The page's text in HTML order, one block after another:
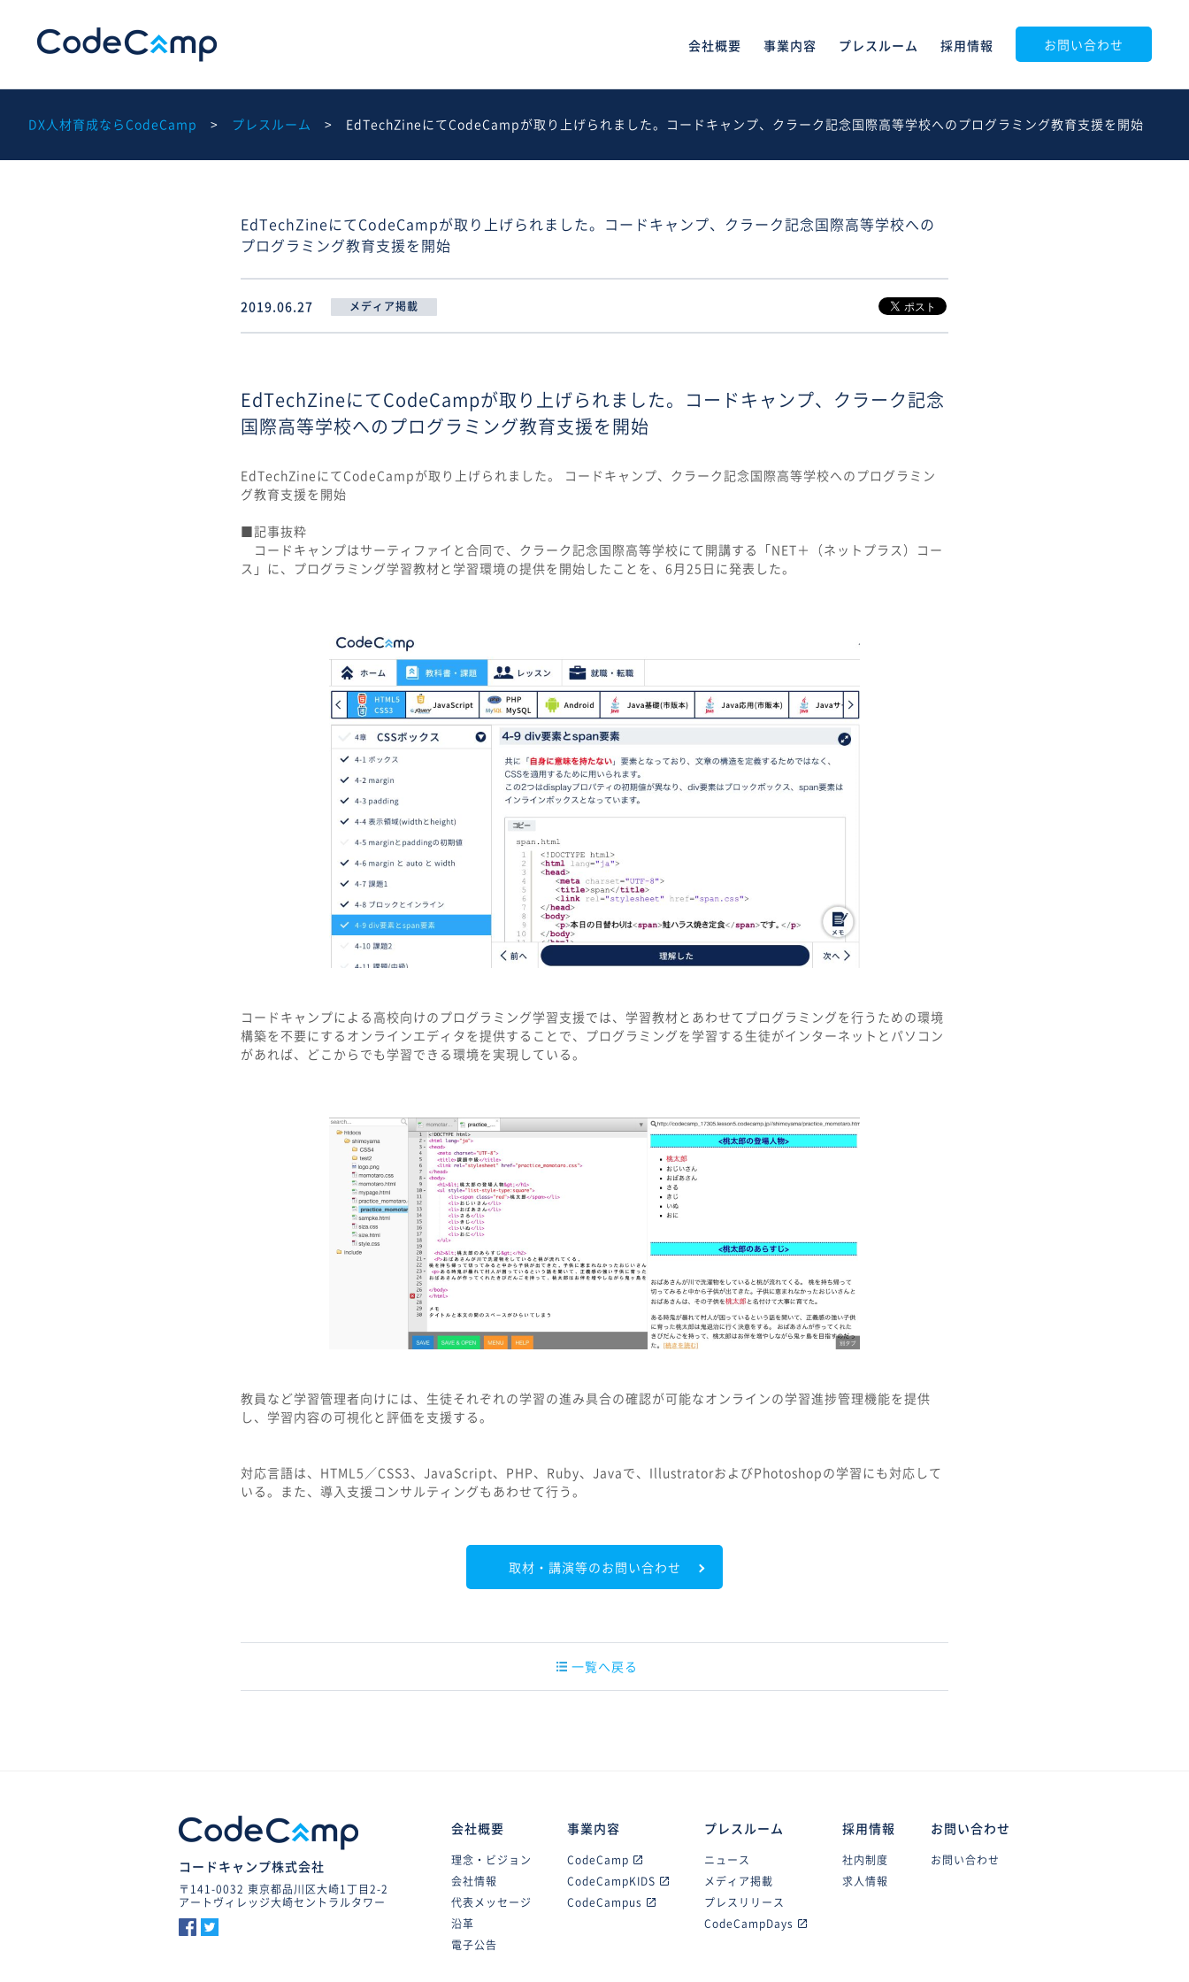
会社概要 事業内容 プレスルーム 採用情報 お問い合わせ
DX人材育成ならCodeCamp プレスルーム EdTechZineにてCodeCampが取り上げられました。コードキャンプ、クラーク記念国際高等学校へのプログラミング教育支援を開始
EdTechZineにてCodeCampが取り上げられました。コードキャンプ、クラーク記念国際高等学校への
プログラミング教育支援を開始
2019.06.27 メディア掲載
EdTechZineにてCodeCampが取り上げられました。コードキャンプ、クラーク記念
国際高等学校へのプログラミング教育支援を開始
EdTechZineにてCodeCampが取り上げられました。 コードキャンプ、クラーク記念国際高等学校へのプログラミン
グ教育支援を開始
■記事抜粋
コードキャンプはサーティファイと合同で、クラーク記念国際高等学校にて開講する「NET＋（ネットプラス）コー
ス」に、プログラミング学習教材と学習環境の提供を開始したことを、6月25日に発表した。
コードキャンプによる高校向けのプログラミング学習支援では、学習教材とあわせてプログラミングを行うための環境
構築を不要にするオンラインエディタを提供することで、プログラミングを学習する生徒がインターネットとパソコン
があれば、どこからでも学習できる環境を実現している。
教員など学習管理者向けには、生徒それぞれの学習の進み具合の確認が可能なオンラインの学習進捗管理機能を提供
し、学習内容の可視化と評価を支援する。
対応言語は、HTML5／CSS3、JavaScript、PHP、Ruby、Javaで、IllustratorおよびPhotoshopの学習にも対応して
いる。また、導入支援コンサルティングもあわせて行う。
取材・講演等のお問い合わせ
一覧へ戻る
コードキャンプ株式会社
〒141-0032 東京都品川区大崎1丁目2-2
アートヴィレッジ大崎セントラルタワー
会社概要
理念・ビジョン
会社情報
代表メッセージ
沿革
電子公告
事業内容
CodeCamp
CodeCampKIDS
CodeCampus
プレスルーム
ニュース
メディア掲載
プレスリリース
CodeCampDays
採用情報
社内制度
求人情報
お問い合わせ
お問い合わせ